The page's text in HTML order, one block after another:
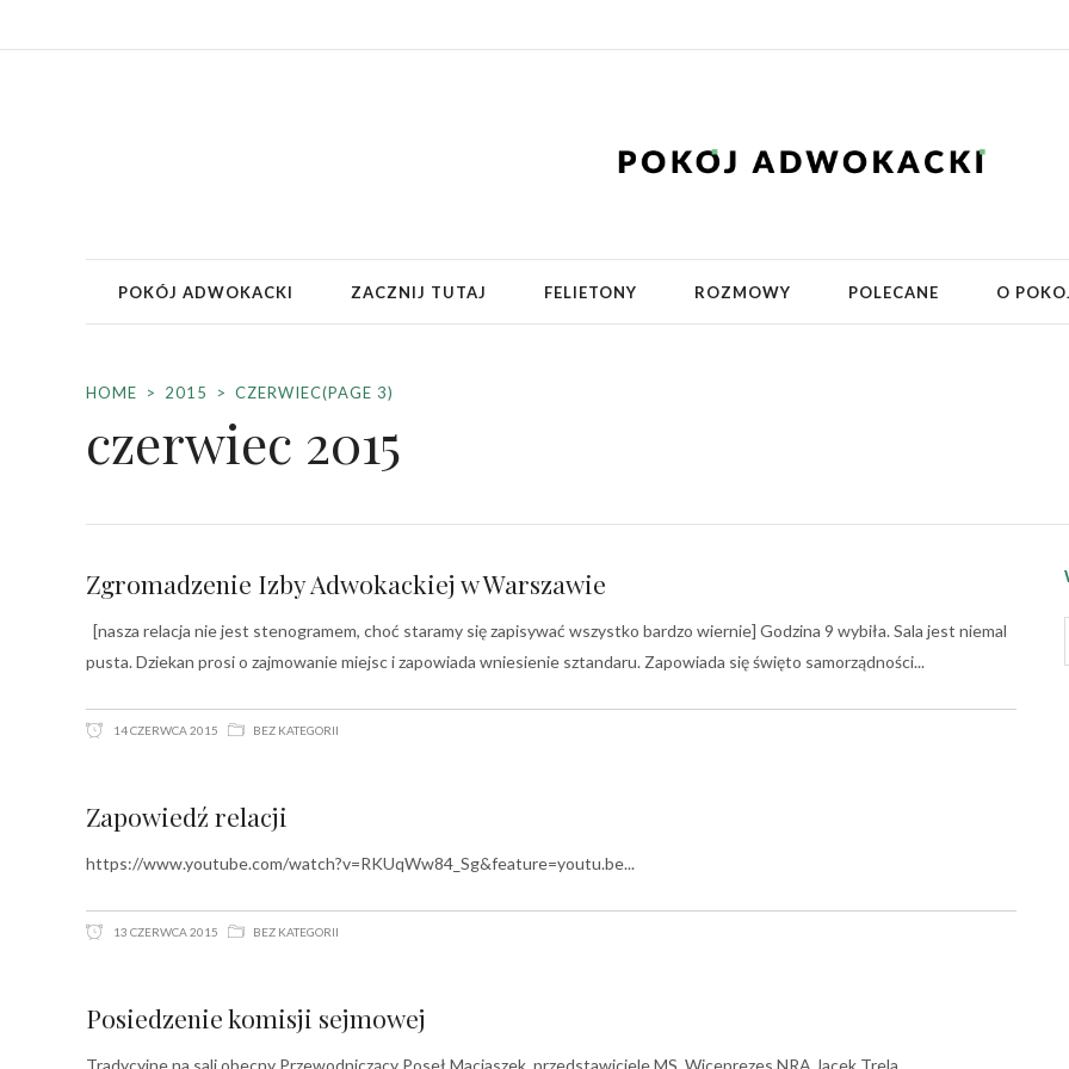
POKÓJ ADWOKACKI ZACZNIJ TUTAJ FELIETONY ROZMOWY POLECANE O
HOME 2015 CZERWIEC(PAGE 3)
czerwiec 2015
Zgromadzenie Izby Adwokackiej w Warszawie
[nasza relacja nie jest stenogramem, choć staramy się zapisywać wszystko bardzo wiernie] Godzina 9 wybiła. Sala jest niemal
pusta. Dziekan prosi o zajmowanie miejsc i zapowiada wniesienie sztandaru. Zapowiada się święto samorządności
14 CZERWCA 2015 BEZ KATEGORII
Zapowiedź relacji
https://www.youtube.com/watch?v=RKUqWw84_Sg&feature=youtu.be
13 CZERWCA 2015 BEZ KATEGORII
Posiedzenie komisji sejmowej
Tradycyjne na sali obecny Przewodniczący Poseł Maciaszek, przedstawiciele MS, Wiceprezes NRA Jacek Trela,